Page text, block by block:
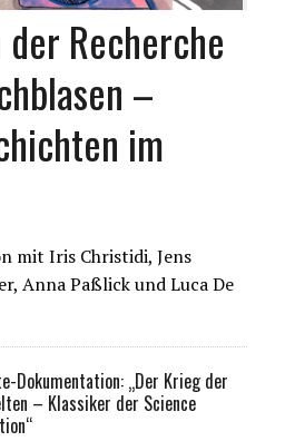
der Recherche
–
im
mit Iris Christidi, Jens
Anna Paßlick und Luca De
Dokumentation: „Der Krieg der
– Klassiker der Science